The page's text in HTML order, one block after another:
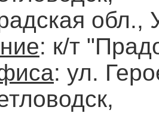
обл.,
: к/т
: ул.